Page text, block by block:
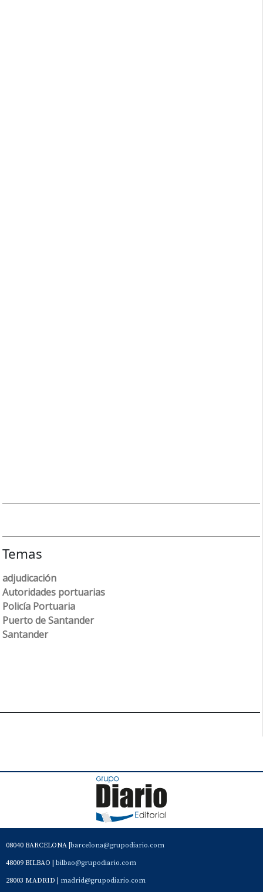
Temas
adjudicación
Autoridades portuarias
Policía Portuaria
Puerto de Santander
Santander
08040 BARCELONA | barcelona@grupodiario.com
48009 BILBAO | bilbao@grupodiario.com
28003 MADRID | madrid@grupodiario.com